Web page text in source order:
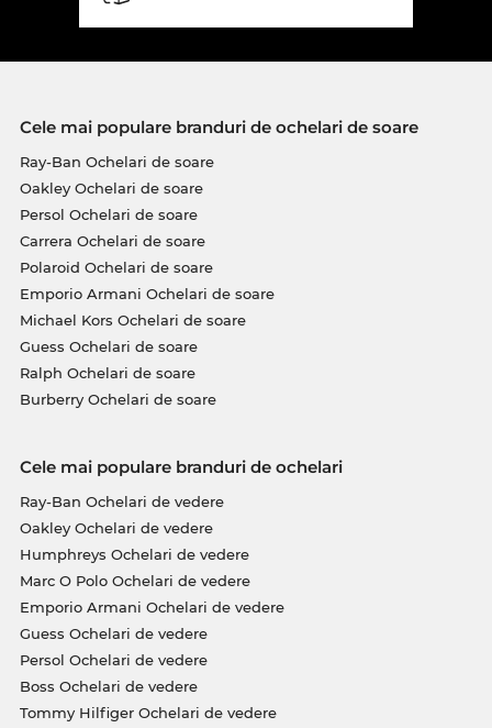
Cele mai populare branduri de ochelari de soare
Ray-Ban Ochelari de soare
Oakley Ochelari de soare
Persol Ochelari de soare
Carrera Ochelari de soare
Polaroid Ochelari de soare
Emporio Armani Ochelari de soare
Michael Kors Ochelari de soare
Guess Ochelari de soare
Ralph Ochelari de soare
Burberry Ochelari de soare
Cele mai populare branduri de ochelari
Ray-Ban Ochelari de vedere
Oakley Ochelari de vedere
Humphreys Ochelari de vedere
Marc O Polo Ochelari de vedere
Emporio Armani Ochelari de vedere
Guess Ochelari de vedere
Persol Ochelari de vedere
Boss Ochelari de vedere
Tommy Hilfiger Ochelari de vedere